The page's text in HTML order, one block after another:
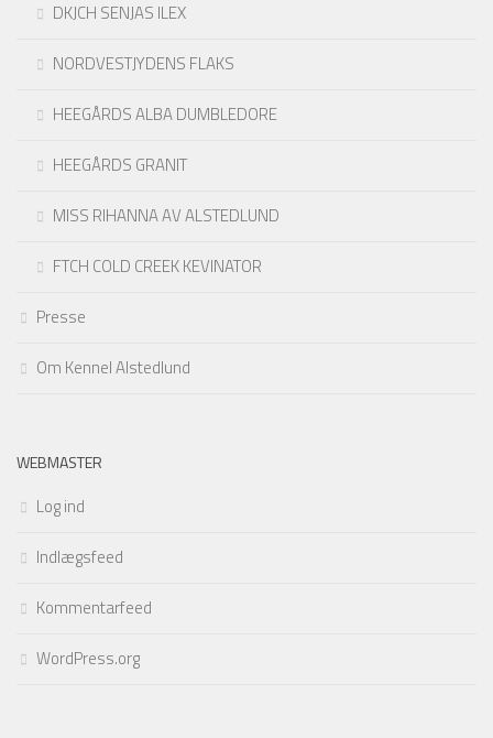
DKJCH SENJAS ILEX
NORDVESTJYDENS FLAKS
HEEGÅRDS ALBA DUMBLEDORE
HEEGÅRDS GRANIT
MISS RIHANNA AV ALSTEDLUND
FTCH COLD CREEK KEVINATOR
Presse
Om Kennel Alstedlund
WEBMASTER
Log ind
Indlægsfeed
Kommentarfeed
WordPress.org